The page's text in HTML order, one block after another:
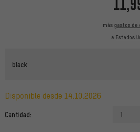
más gastos de
a Estados
black
disponible desde 14.10.2026
Cantidad: 1